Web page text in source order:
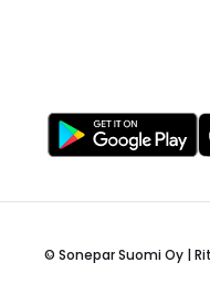
© Sonepar Suomi Oy |